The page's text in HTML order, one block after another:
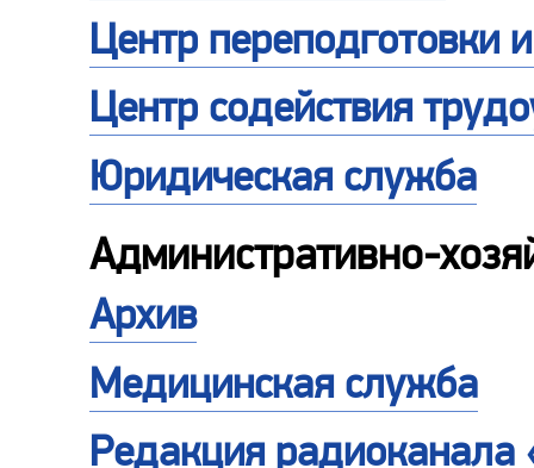
Центр переподготовки
Центр содействия
Юридическая служба
Административно-
Архив
Медицинская служба
Редакция радиоканала